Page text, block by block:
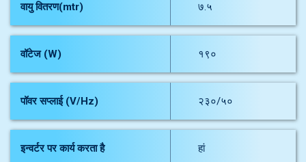
वायु वितरण(mtr) ७.५
वॉटेज (W) १९०
पॉवर सप्लाई (V/Hz) २३०/५०
इन्वर्टर पर कार्य करता है हां